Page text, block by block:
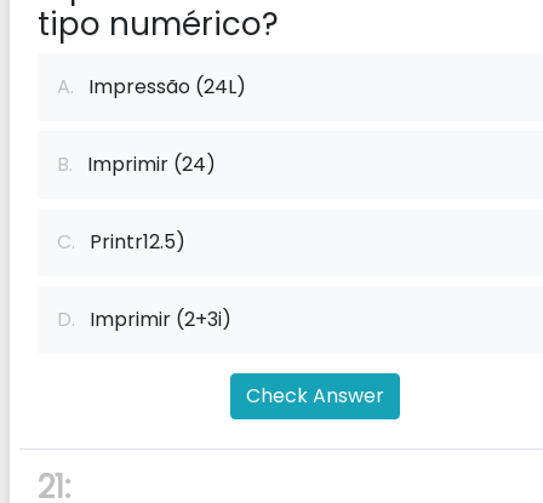
tipo numérico?
A. Impressão (24L)
B. Imprimir (24)
C. Printr12.5)
D. Imprimir (2+3i)
Check Answer
21: